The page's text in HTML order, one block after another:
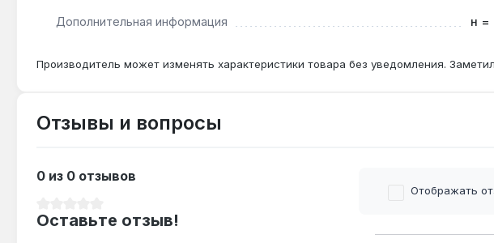
Дополнительная информация н =
Производитель может изменять характеристики товара без уведомления.
Отзывы и вопросы
0 из 0 отзывов
Оставьте отзыв!
Отображать